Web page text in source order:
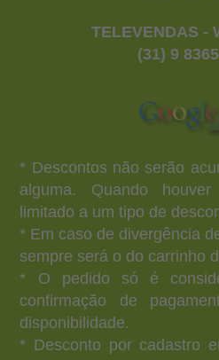
TELEVENDAS -
(31) 9
* Descontos não serão
alguma. Quando
limitado a um tipo de
* Em caso de divergência
sempre será o do carrinho
* O pedido só é
confirmação de
disponibilidade.
* Desconto por cadastro